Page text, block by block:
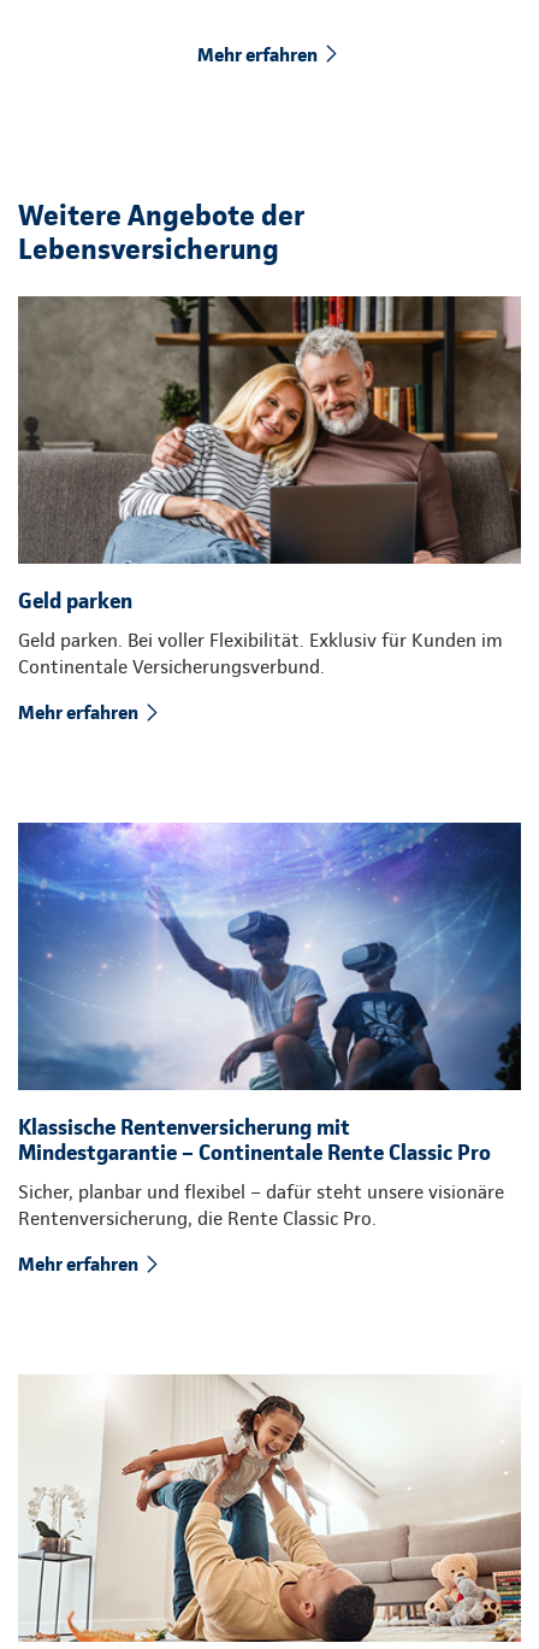
Mehr erfahren
Weitere Angebote der
Lebensversicherung
Geld parken
Geld parken. Bei voller Flexibilität. Exklusiv für Kunden im
Continentale Versicherungsverbund.
Mehr erfahren
Klassische Rentenversicherung mit
Mindestgarantie – Continentale Rente Classic Pro
Sicher, planbar und flexibel – dafür steht unsere visionäre
Rentenversicherung, die Rente Classic Pro.
Mehr erfahren